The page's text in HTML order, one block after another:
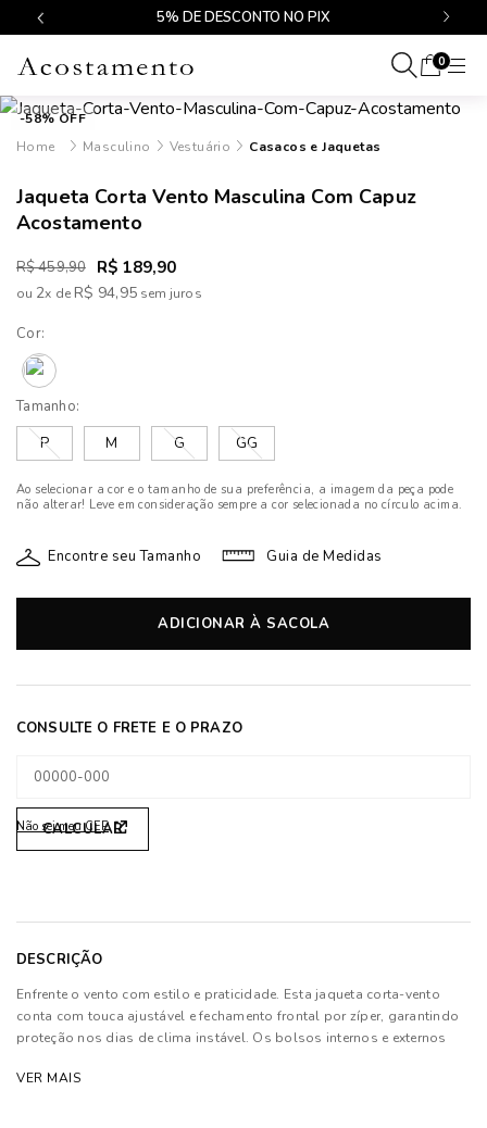
5% DE DESCONTO NO PIX
0
-58% OFF
Masculino
Vestuário Casacos e Jaquetas
Jaqueta Corta Vento Masculina Com Capuz
Acostamento
R$ 459,90 R$ 189,90
ou 2x deR$ 94,95
Cor:
Tamanho:
P
M G GG
Ao selecionar a cor e o tamanho de sua preferência, a imagem da peça pode
não alterar! Leve em consideração sempre a cor selecionada no círculo acima.
Encontre seu Tamanho Guia de Medidas
ADICIONAR À SACOLA
Não sei meu CEP
DESCRIÇÃO
Enfrente o vento com estilo e praticidade. Esta jaqueta corta-vento
conta com touca ajustável e fechamento frontal por zíper, garantindo
proteção nos dias de clima instável. Os bolsos internos e externos
permite um caimento personalizado e maior isolamento térmico. Ideal
VER MAIS